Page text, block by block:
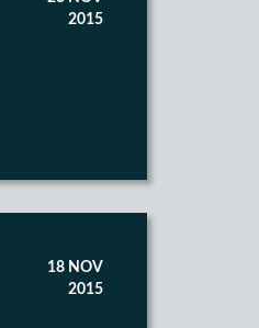
2015
18 NOV
2015